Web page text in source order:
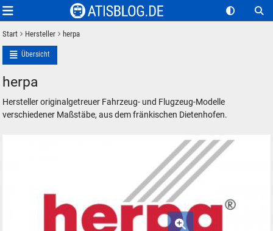
Start Hersteller herpa
Übersicht
herpa
Hersteller originalgetreuer Fahrzeug- und Flugzeug-Modelle
verschiedener Maßstäbe, aus dem fränkischen Dietenhofen.